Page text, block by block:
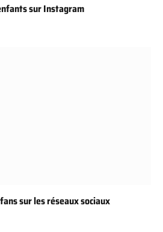
sur Instagram
sur les réseaux sociaux